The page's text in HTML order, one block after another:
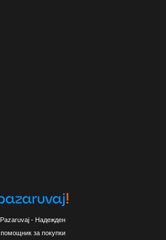
Pazaruvaj - Надежден
помощник за покупки